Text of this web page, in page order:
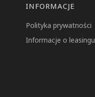
INFORMACJE
Polityka prywatności
Informacje o leasingu